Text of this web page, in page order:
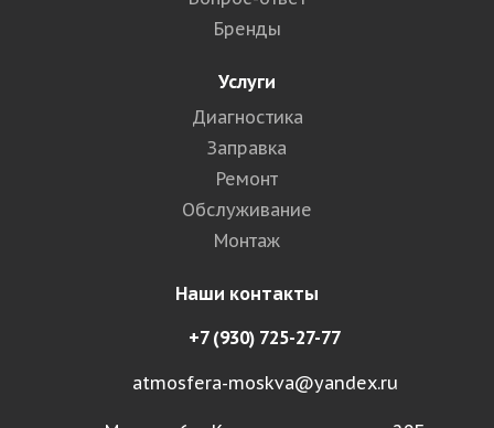
Бренды
Услуги
Диагностика
Заправка
Ремонт
Обслуживание
Монтаж
Наши контакты
+7 (930) 725-27-77
atmosfera-moskva@yandex.ru